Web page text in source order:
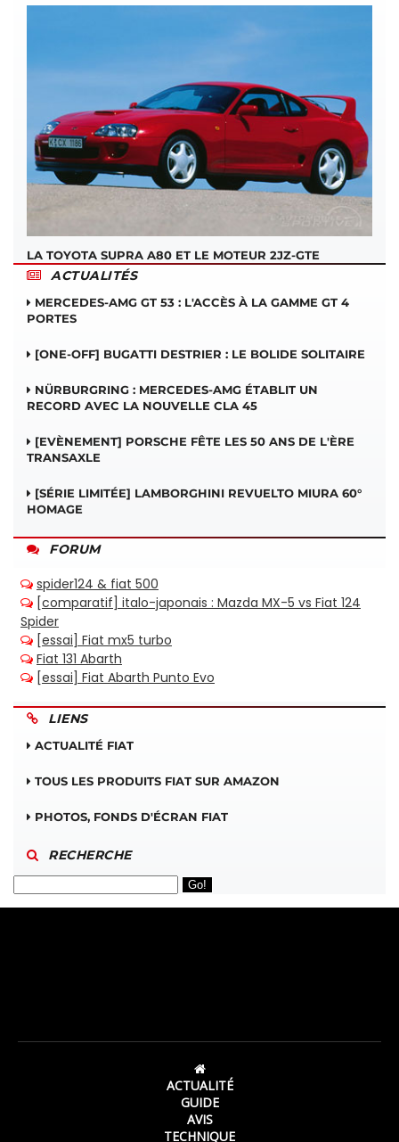
LA TOYOTA SUPRA A80 ET LE MOTEUR 2JZ-GTE
ACTUALITÉS
MERCEDES-AMG GT 53 : L'ACCÈS À LA GAMME GT 4
PORTES
[ONE-OFF] BUGATTI DESTRIER : LE BOLIDE SOLITAIRE
NÜRBURGRING : MERCEDES-AMG ÉTABLIT UN
RECORD AVEC LA NOUVELLE CLA 45
[EVÈNEMENT] PORSCHE FÊTE LES 50 ANS DE L'ÈRE
TRANSAXLE
[SÉRIE LIMITÉE] LAMBORGHINI REVUELTO MIURA 60°
HOMAGE
FORUM
LIENS
ACTUALITÉ FIAT
TOUS LES PRODUITS FIAT SUR AMAZON
PHOTOS, FONDS D'ÉCRAN FIAT
RECHERCHE
ACTUALITÉ
GUIDE
AVIS
TECHNIQUE